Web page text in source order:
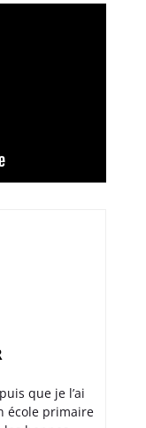
que je l’ai
école primaire